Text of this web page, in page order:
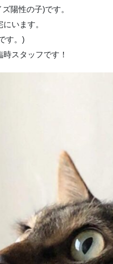
性の子)です。
います。
す。)
スタッフです！